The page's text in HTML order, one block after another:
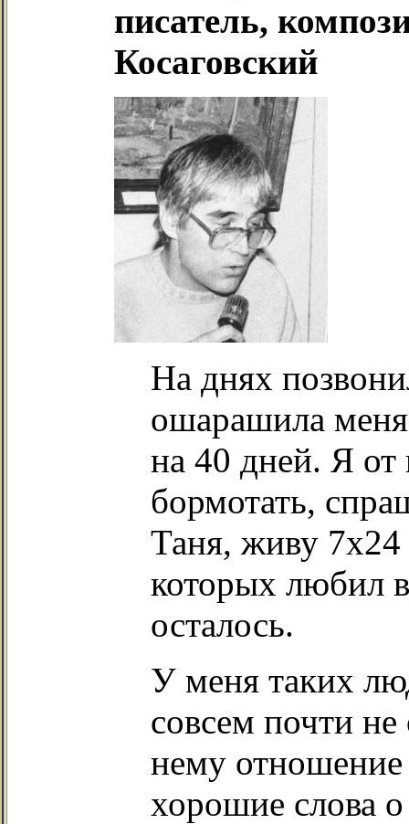
писатель,
Косаговский
На днях
ошарашила
на 40 дней. Я от
бормотать,
Таня, живу
которых любил
осталось.
У меня таких
совсем почти
нему
хорошие слова